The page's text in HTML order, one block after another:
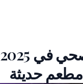
مطعم حديثة